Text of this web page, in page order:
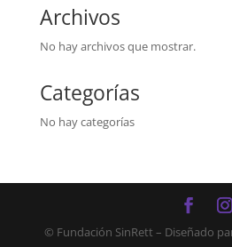
Archivos
No hay archivos que mostrar.
Categorías
No hay categorías
© Fundación SinRett – Diseñado